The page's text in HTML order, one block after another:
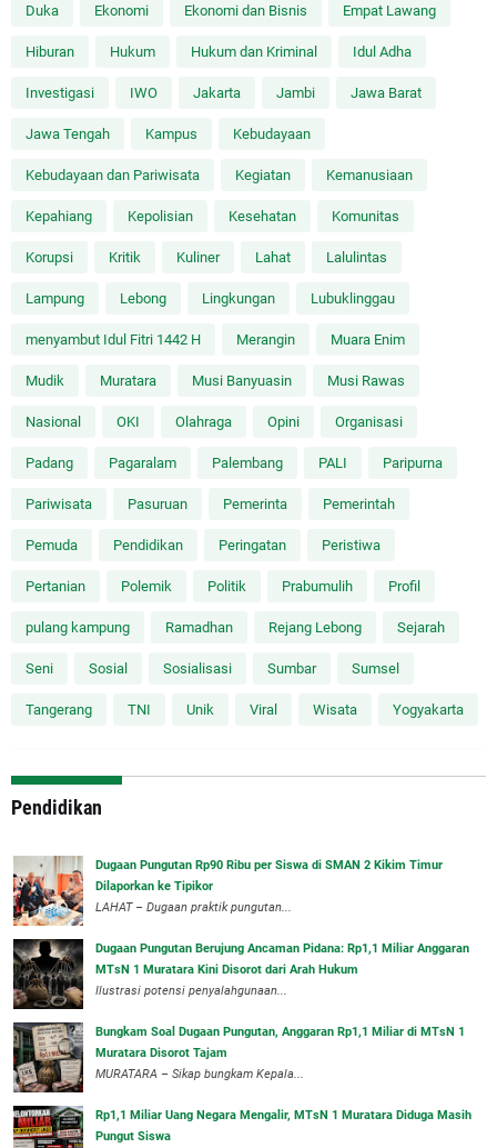
Duka Ekonomi Ekonomi dan Bisnis Empat Lawang
Hiburan Hukum Hukum dan Kriminal Idul Adha
Investigasi IWO Jakarta Jambi Jawa Barat
Jawa Tengah Kampus Kebudayaan
Kebudayaan dan Pariwisata Kegiatan Kemanusiaan
Kepahiang Kepolisian Kesehatan Komunitas
Korupsi Kritik Kuliner Lahat Lalulintas
Lampung Lebong Lingkungan Lubuklinggau
menyambut Idul Fitri 1442 H Merangin Muara Enim
Mudik Muratara Musi Banyuasin Musi Rawas
Nasional OKI Olahraga Opini Organisasi
Padang Pagaralam Palembang PALI Paripurna
Pariwisata Pasuruan Pemerinta Pemerintah
Pemuda Pendidikan Peringatan Peristiwa
Pertanian Polemik Politik Prabumulih Profil
pulang kampung Ramadhan Rejang Lebong Sejarah
Seni Sosial Sosialisasi Sumbar Sumsel
Tangerang TNI Unik Viral Wisata Yogyakarta
Pendidikan
Dugaan Pungutan Rp90 Ribu per Siswa di SMAN 2 Kikim Timur
Dilaporkan ke Tipikor
LAHAT – Dugaan praktik pungutan...
Dugaan Pungutan Berujung Ancaman Pidana: Rp1,1 Miliar Anggaran
MTsN 1 Muratara Kini Disorot dari Arah Hukum
Ilustrasi potensi penyalahgunaan...
Bungkam Soal Dugaan Pungutan, Anggaran Rp1,1 Miliar di MTsN 1
Muratara Disorot Tajam
‎MURATARA – Sikap bungkam Kepala...
‎Rp1,1 Miliar Uang Negara Mengalir, MTsN 1 Muratara Diduga Masih
Pungut Siswa